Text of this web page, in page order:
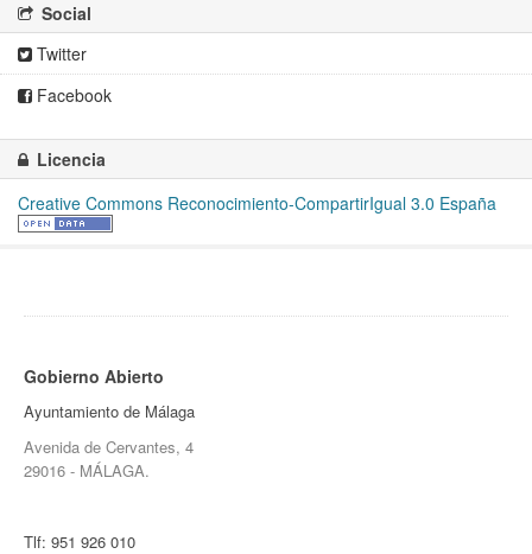
Social
Twitter
Facebook
Licencia
Creative Commons Reconocimiento-CompartirIgual 3.0 España
Gobierno Abierto
Ayuntamiento de Málaga
Avenida de Cervantes, 4
29016 - MÁLAGA.
Tlf: 951 926 010